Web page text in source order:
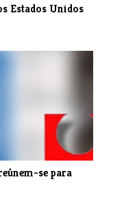
Estados Unidos
se para